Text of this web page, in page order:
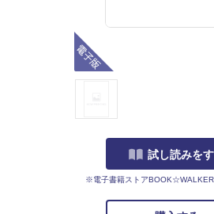
試し読みを
※電子書籍ストアBOOK☆WALKER